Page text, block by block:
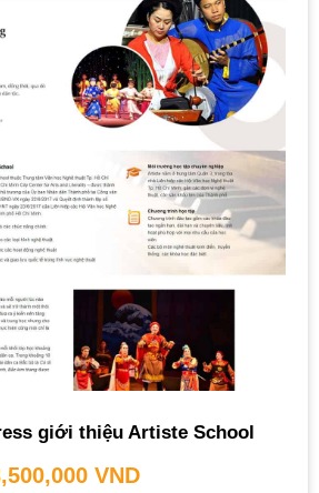
giới thiệu Artiste School
VND